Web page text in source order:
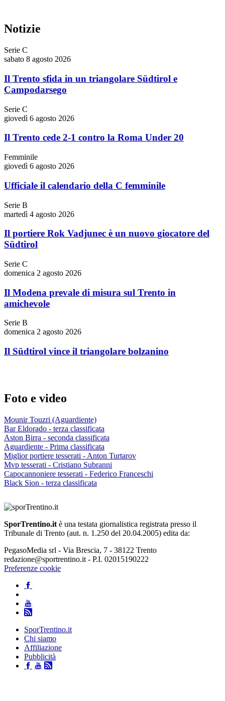
Notizie
Serie C
sabato 8 agosto 2026
Il Trento sfida in un triangolare Südtirol e
Campodarsego
Serie C
giovedì 6 agosto 2026
Il Trento cede 2-1 contro la Roma Under 20
Femminile
giovedì 6 agosto 2026
Ufficiale il calendario della C femminile
Serie B
martedì 4 agosto 2026
Il portiere Rok Vadjunec è un nuovo giocatore del
Südtirol
Serie C
domenica 2 agosto 2026
Il Modena prevale di misura sul Trento in
amichevole
Serie B
domenica 2 agosto 2026
Il Südtirol vince il triangolare bolzanino
Foto e video
Mounir Touzri (Aguardiente)
Bar Eldorado - terza classificata
Aston Birra - seconda classificata
Aguardiente - Prima classificata
Miglior portiere tesserati - Anton Turtarov
Mvp tesserati - Cristiano Subranni
Capocannoniere tesserati - Federico Franceschi
Black Sion - terza classificata
SporTrentino.it è una testata giornalistica registrata presso il
Tribunale di Trento (aut. n. 1.250 del 20.04.2005) edita da:
PegasoMedia srl - Via Brescia, 7 - 38122 Trento
redazione@sportrentino.it - P.I. 02015190222
Preferenze cookie
SporTrentino.it
Chi siamo
Affiliazione
Pubblicità